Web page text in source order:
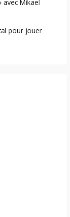
Mikael
pour jouer